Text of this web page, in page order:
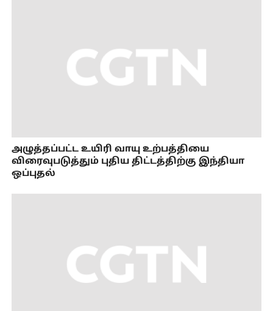
அழுத்தப்பட்ட உயிரி வாயு உற்பத்தியை
விரைவுபடுத்தும் புதிய திட்டத்திற்கு இந்தியா
ஒப்புதல்